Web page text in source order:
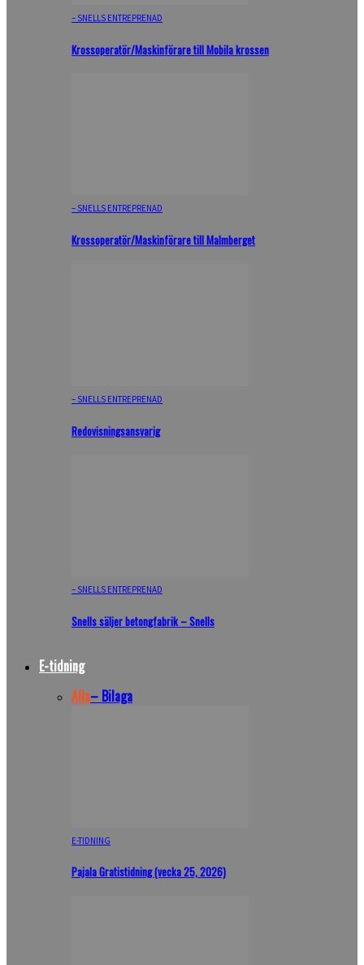
– SNELLS ENTREPRENAD
Krossoperatör/Maskinförare till Mobila krossen
– SNELLS ENTREPRENAD
Krossoperatör/Maskinförare till Malmberget
– SNELLS ENTREPRENAD
Redovisningsansvarig
– SNELLS ENTREPRENAD
Snells säljer betongfabrik – Snells
E-tidning
Alla– Bilaga
E-TIDNING
Pajala Gratistidning (vecka 25, 2026)